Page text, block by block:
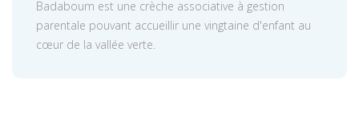
Badaboum est une crèche associative à gestion
parentale pouvant accueillir une vingtaine d'enfant au
cœur de la vallée verte.